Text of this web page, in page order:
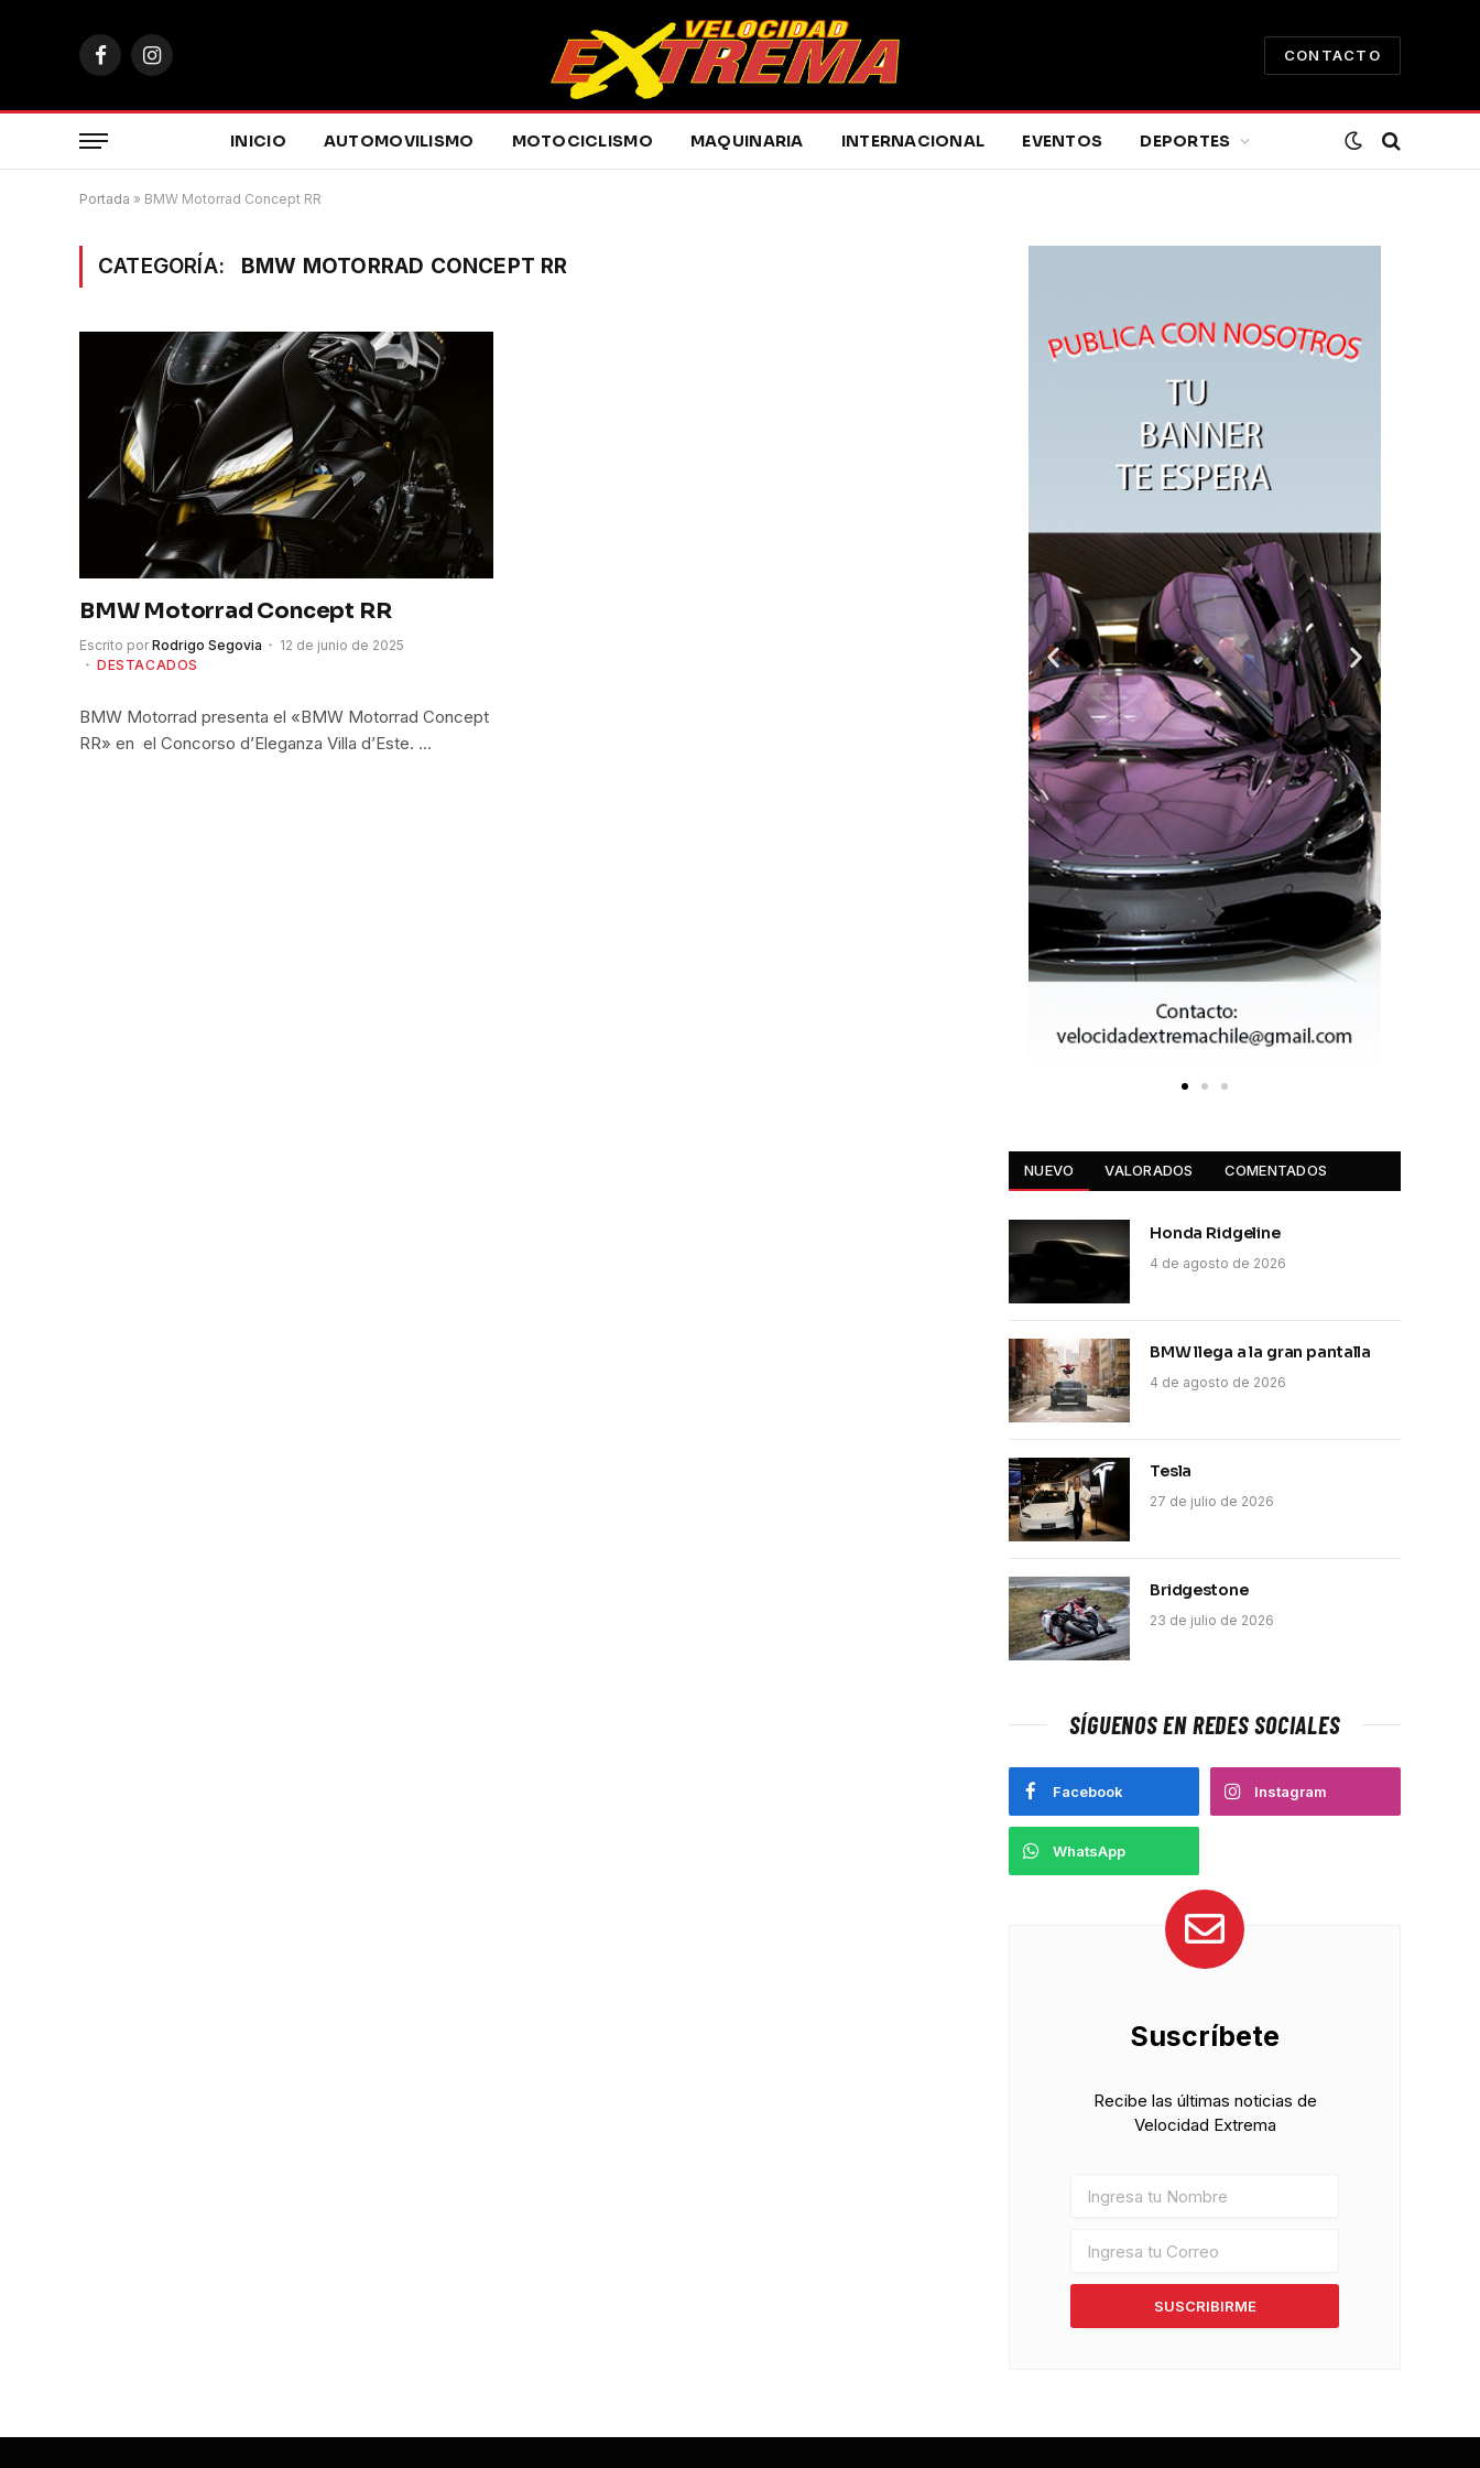
FacebookInstagram
CONTACTO
INICIO AUTOMOVILISMO MOTOCICLISMO MAQUINARIA INTERNACIONAL EVENTOS DEPORTES
Portada » BMW Motorrad Concept RR
CATEGORÍA: BMW MOTORRAD CONCEPT RR
BMW Motorrad Concept RR
Escrito por Rodrigo Segovia
12 de junio de 2025
DESTACADOS
BMW Motorrad presenta el «BMW Motorrad Concept
RR» en el Concorso d’Eleganza Villa d’Este. …
NUEVO VALORADOS COMENTADOS
Honda Ridgeline
4 de agosto de 2026
BMW llega a la gran pantalla
4 de agosto de 2026
Tesla
27 de julio de 2026
Bridgestone
23 de julio de 2026
SÍGUENOS EN REDES SOCIALES
Facebook Instagram
WhatsApp
Suscríbete
Recibe las últimas noticias de
Velocidad Extrema
SUSCRIBIRME